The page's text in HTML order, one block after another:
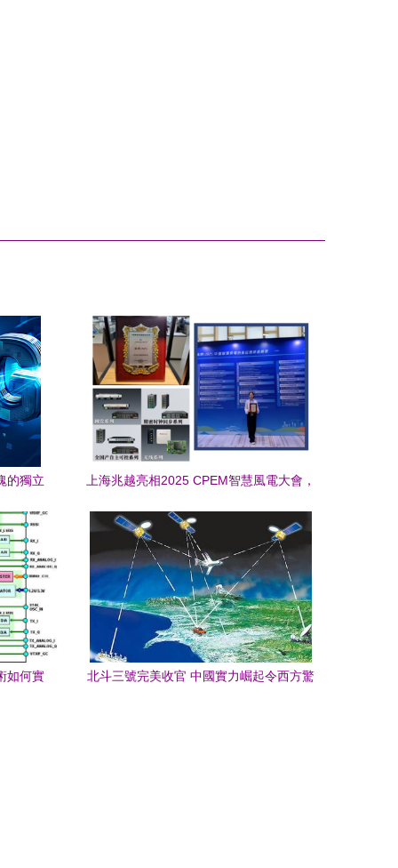
的獨立
上海兆越亮相2025 CPEM智慧風電大會，
如何實
北斗三號完美收官 中國實力崛起令西方驚